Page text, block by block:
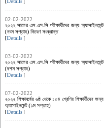
02-02-2022
২০২২ সালের এস.এস.সি পরীক্ষার্থীদের জন্য অ্যাসাইনমেন্ট
(নবম সপ্তাহ) বিতরণ সংক্রান্ত
[Details ]
03-02-2022
২০২২ সালের এস.এস.সি পরীক্ষার্থীদের জন্য অ্যাসাইনমেন্ট
(দশম সপ্তাহ)
[Details ]
07-02-2022
২০২২ শিক্ষাবর্ষের ৬ষ্ঠ থেকে ১০ম শ্রেণির শিক্ষার্থীদের জন্য
অ্যাসাইনমেন্ট (১ম সপ্তাহ)
[Details ]